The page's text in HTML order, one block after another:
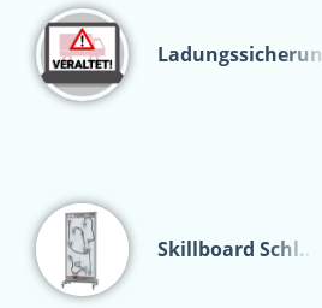
Ladungssicherung
Skillboard Schl…